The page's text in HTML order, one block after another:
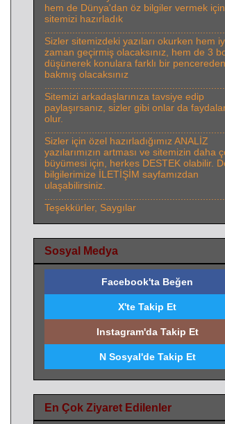
hem de Dünya'dan öz bilgiler vermek
sitemizi hazırladık
Sizler sitemizdeki yazıları okurken hem
zaman geçirmiş olacaksınız, hem de 3
düşünerek konulara farklı bir pencereden
bakmış olacaksınız
Sitemizi arkadaşlarınıza tavsiye edip
paylaşırsanız, sizler gibi onlar da
olur.
Sizler için özel hazırladığımız ANALİZ
yazılarımızın artması ve sitemizin daha
büyümesi için, herkes DESTEK olabilir.
bilgilerimize İLETİŞİM sayfamızdan
ulaşabilirsiniz.
Teşekkürler, Saygılar
Sosyal Medya
Facebook'ta Beğen
X'te Takip Et
Instagram'da Takip Et
N Sosyal'de Takip Et
En Çok Ziyaret Edilenler